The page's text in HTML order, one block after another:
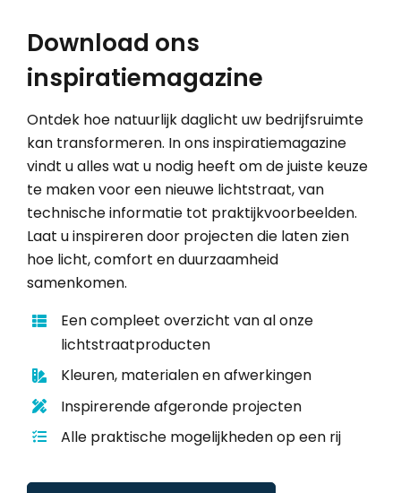
Download ons
inspiratiemagazine
Ontdek hoe natuurlijk daglicht uw bedrijfsruimte
kan transformeren. In ons inspiratiemagazine
vindt u alles wat u nodig heeft om de juiste keuze
te maken voor een nieuwe lichtstraat, van
technische informatie tot praktijkvoorbeelden.
Laat u inspireren door projecten die laten zien
hoe licht, comfort en duurzaamheid
samenkomen.
Een compleet overzicht van al onze
lichtstraatproducten
Kleuren, materialen en afwerkingen
Inspirerende afgeronde projecten
Alle praktische mogelijkheden op een rij